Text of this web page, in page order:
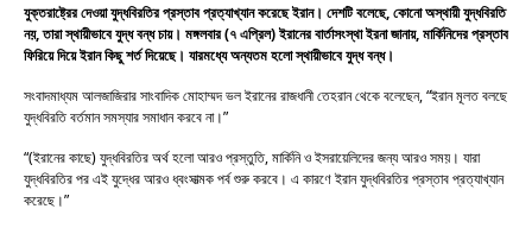
যুক্তরাষ্ট্রের দেওয়া যুদ্ধবিরতির প্রস্তাব প্রত্যাখ্যান করেছে ইরান। দেশটি বলেছে, কোনো অস্থায়ী যুদ্ধবিরতি
নয়, তারা স্থায়ীভাবে যুদ্ধ বন্ধ চায়। মঙ্গলবার (৭ এপ্রিল) ইরানের বার্তাসংস্থা ইরনা জানায়, মার্কিনিদের প্রস্তাব
ফিরিয়ে দিয়ে ইরান কিছু শর্ত দিয়েছে। যারমধ্যে অন্যতম হলো স্থায়ীভাবে যুদ্ধ বন্ধ।
সংবাদমাধ্যম আলজাজিরার সাংবাদিক মোহাম্মদ ভল ইরানের রাজধানী তেহরান থেকে বলেছেন, “ইরান মূলত বলছে
যুদ্ধবিরতি বর্তমান সমস্যার সমাধান করবে না।”
“(ইরানের কাছে) যুদ্ধবিরতির অর্থ হলো আরও প্রস্তুতি, মার্কিনি ও ইসরায়েলিদের জন্য আরও সময়। যারা
যুদ্ধবিরতির পর এই যুদ্ধের আরও ধ্বংসাত্মক পর্ব শুরু করবে। এ কারণে ইরান যুদ্ধবিরতির প্রস্তাব প্রত্যাখ্যান
করেছে।”